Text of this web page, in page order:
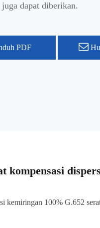
dapat diberikan.
PDF
kompensasi
kemiringan 100% G.652